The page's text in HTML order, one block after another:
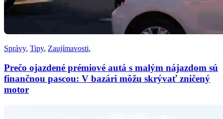
Správy, Tipy, Zaujímavosti,
Prečo ojazdené prémiové autá s malým nájazdom sú
finančnou pascou: V bazári môžu skrývať zničený
motor